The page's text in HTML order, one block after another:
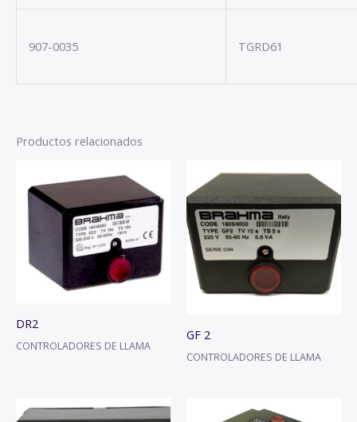
907-0035 TGRD61
Productos relacionados
DR2
CONTROLADORES DE LLAMA
GF 2
CONTROLADORES DE LLAMA